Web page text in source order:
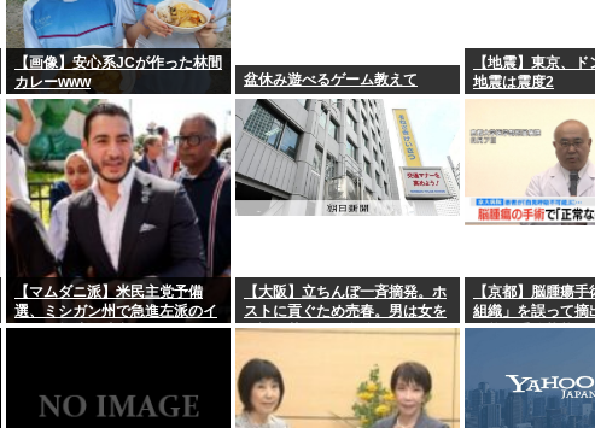
ん、前作から売上を10億円も落としてし...
なく彼岸島のこのエロシーンで抜いてる...
暴れ。私「休肝日くらい作ってよ」夫「必要...
」に党名変更
一人で来てんのかな…？ｗ」「腹でけーｗ...
ネッ
高市
「人
【ジ
【画像】安心系JCが作った林間
カレーwww
盆休み遊べるゲーム教えて
【地震】東京、
地震は震度2
【マムダニ派】米民主党予備
選、ミシガン州で急進左派のイ
スラム教徒が勝利
【大阪】立ちんぼ一斉摘発。ホ
ストに貢ぐため売春。男は女を
口説き落とせば自分はキレイな
ード
【京都】脳腫瘍
組織」を誤って
不能の重篤状態に
が手足も動かず